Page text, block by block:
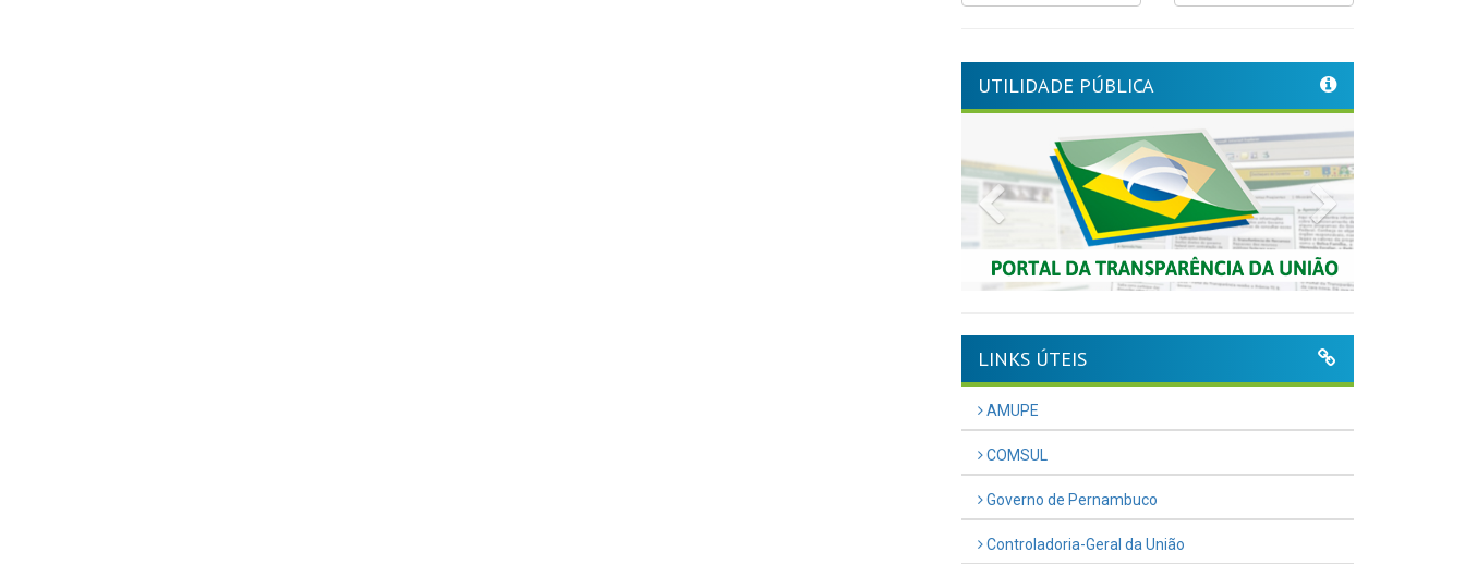
UTILIDADE PÚBLICA
Previous
LINKS ÚTEIS
AMUPE
COMSUL
Governo de Pernambuco
Controladoria-Geral da União